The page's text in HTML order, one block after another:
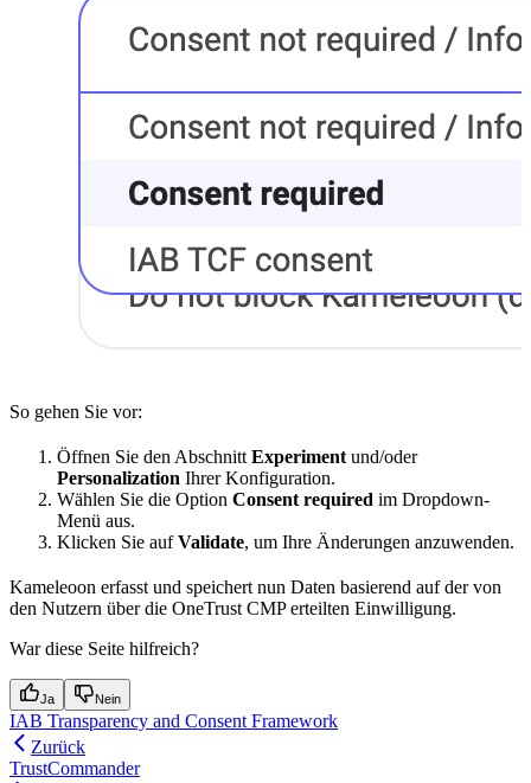
So gehen Sie vor:
Öffnen Sie den Abschnitt Experiment und/oder
Personalization Ihrer Konfiguration.
Wählen Sie die Option Consent required im Dropdown-
Menü aus.
Klicken Sie aufValidate, um Ihre Änderungen anzuwenden.
Kameleoon erfasst und speichert nun Daten basierend auf der von
den Nutzern über die OneTrust CMP erteilten Einwilligung.
War diese Seite hilfreich?
Ja Nein
IAB Transparency and Consent Framework
Zurück
TrustCommander